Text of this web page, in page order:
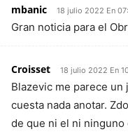
mbanic 18 julio 2022 En
Gran noticia para el
Croisset 18 julio 2022 En
Blazevic me parece
cuesta nada anotar.
de que ni el ni